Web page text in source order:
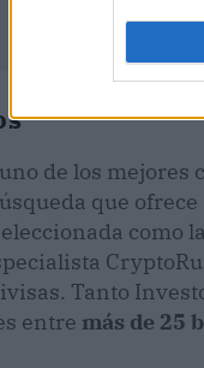
de los mejores
que
como
Tanto
entre más de 25